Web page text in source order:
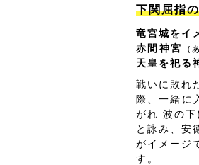
下関屈指
竜宮城をイ
赤間神宮
（
天皇を祀る
戦いに敗れ
際、一緒に
がれ 波の下
と詠み、安
がイメージ
す。